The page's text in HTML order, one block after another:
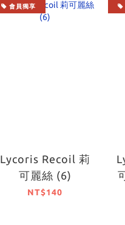
會員獨享
Lycoris Recoil 莉
可麗絲 (6)
NT$140